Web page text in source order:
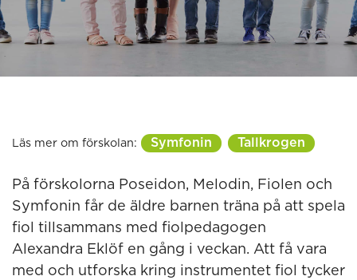
Läs mer om förskolan: Symfonin Tallkrogen
På förskolorna Poseidon, Melodin, Fiolen och
Symfonin får de äldre barnen träna på att spela
fiol tillsammans med fiolpedagogen
Alexandra Eklöf en gång i veckan. Att få vara
med och utforska kring instrumentet fiol tycker